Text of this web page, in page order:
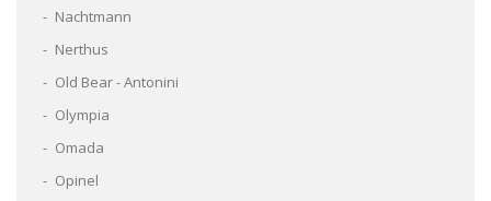
Nachtmann
Nerthus
Old Bear - Antonini
Olympia
Omada
Opinel